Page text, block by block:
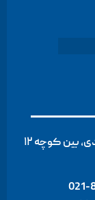
آدرس: تهران - خیابان سید جمال الدین اسدآبادی، بین کوچه ۱۲